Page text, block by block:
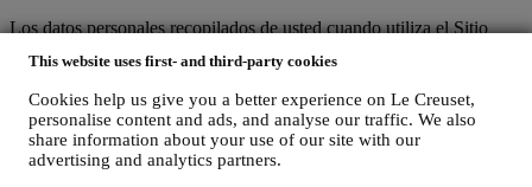
This website uses first- and third-party cookies
Cookies help us give you a better experience on Le Creuset,
personalise content and ads, and analyse our traffic. We also
share information about your use of our site with our
advertising and analytics partners.
Los datos personales recopilados de usted cuando utiliza el Sitio
muy protegidos y tiene los derechos de privacidad que se explican
en el párrafo 8) a continuación.
2. ¿QUIEN RECOPILA SU INFORMACION?
El responsable del tratamiento de datos de los servicios de comercio
electrónico ofrecidos a través del Sitio Web es Le Creuset SL con